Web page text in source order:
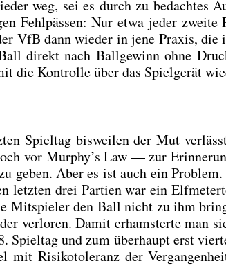
weg, sei es durch zu bedach­tes
Fehl­päs­sen: Nur etwa jeder
VfB dann wie­der in jene Pra­xis,
direkt nach Ball­ge­winn ohne
die Kon­trol­le über das Spiel­ge­rät
Spiel­tag bis­wei­len der Mut
vor Murphy’s Law — zur
geben. Aber es ist auch ein
letz­ten drei Par­tien war ein
Mit­spie­ler den Ball nicht zu ihm
ver­lo­ren. Damit erhams­ter­te man
Spiel­tag und zum über­haupt erst
mit Risi­ko­to­le­ranz der